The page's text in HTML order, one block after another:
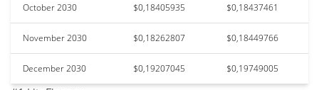
October 2030 $0,18405935 $0,18437461
November 2030 $0,18262807 $0,18449766
December 2030 $0,19207045 $0,19749005